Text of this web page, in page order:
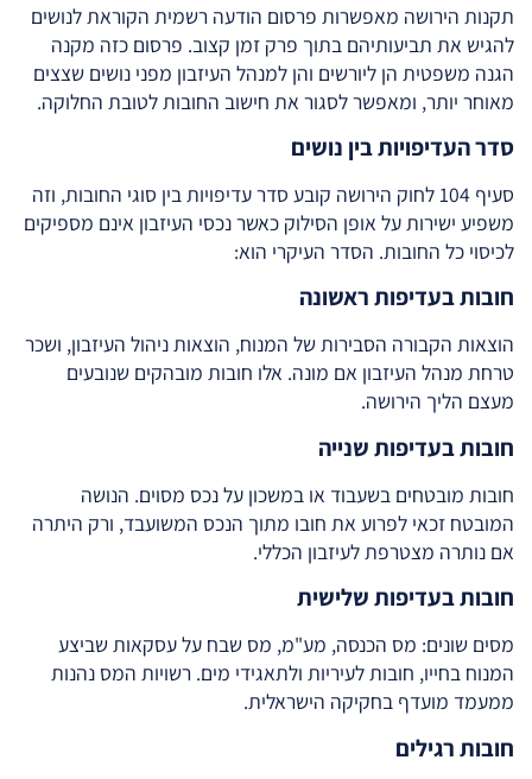
תקנות הירושה מאפשרות פרסום הודעה רשמית הקוראת לנושים
להגיש את תביעותיהם בתוך פרק זמן קצוב. פרסום כזה מקנה
הגנה משפטית הן ליורשים והן למנהל העיזבון מפני נושים שצצים
מאוחר יותר, ומאפשר לסגור את חישוב החובות לטובת החלוקה.
סדר העדיפויות בין נושים
סעיף 104 לחוק הירושה קובע סדר עדיפויות בין סוגי החובות, וזה
משפיע ישירות על אופן הסילוק כאשר נכסי העיזבון אינם מספיקים
לכיסוי כל החובות. הסדר העיקרי הוא:
חובות בעדיפות ראשונה
הוצאות הקבורה הסבירות של המנוח, הוצאות ניהול העיזבון, ושכר
טרחת מנהל העיזבון אם מונה. אלו חובות מובהקים שנובעים
מעצם הליך הירושה.
חובות בעדיפות שנייה
חובות מובטחים בשעבוד או במשכון על נכס מסוים. הנושה
המובטח זכאי לפרוע את חובו מתוך הנכס המשועבד, ורק היתרה
אם נותרה מצטרפת לעיזבון הכללי.
חובות בעדיפות שלישית
מסים שונים: מס הכנסה, מע"מ, מס שבח על עסקאות שביצע
המנוח בחייו, חובות לעיריות ולתאגידי מים. רשויות המס נהנות
ממעמד מועדף בחקיקה הישראלית.
חובות רגילים